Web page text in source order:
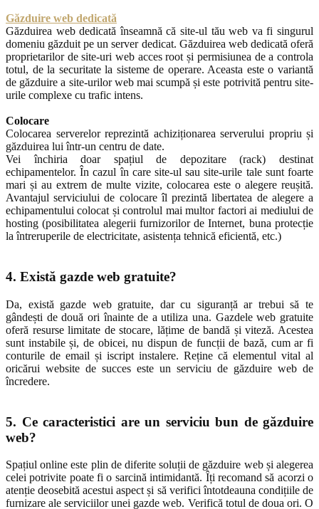
Găzduire web dedicată
Găzduirea web dedicată înseamnă că site-ul tău web va fi singurul
domeniu găzduit pe un server dedicat. Găzduirea web dedicată oferă
proprietarilor de site-uri web acces root și permisiunea de a controla
totul, de la securitate la sisteme de operare. Aceasta este o variantă
de găzduire a site-urilor web mai scumpă și este potrivită pentru site-
urile complexe cu trafic intens.
Colocare
Colocarea serverelor reprezintă achiziționarea serverului propriu și
găzduirea lui într-un centru de date.
Vei închiria doar spațiul de depozitare (rack) destinat
echipamentelor. În cazul în care site-ul sau site-urile tale sunt foarte
mari și au extrem de multe vizite, colocarea este o alegere reușită.
Avantajul serviciului de colocare îl prezintă libertatea de alegere a
echipamentului colocat și controlul mai multor factori ai mediului de
hosting (posibilitatea alegerii furnizorilor de Internet, buna protecție
la întreruperile de electricitate, asistența tehnică eficientă, etc.)
4. Există gazde web gratuite?
Da, există gazde web gratuite, dar cu siguranță ar trebui să te
gândești de două ori înainte de a utiliza una. Gazdele web gratuite
oferă resurse limitate de stocare, lățime de bandă și viteză. Acestea
sunt instabile și, de obicei, nu dispun de funcții de bază, cum ar fi
conturile de email și iscript instalere. Reține că elementul vital al
oricărui website de succes este un serviciu de găzduire web de
încredere.
5. Ce caracteristici are un serviciu bun de găzduire
web?
Spațiul online este plin de diferite soluții de găzduire web și alegerea
celei potrivite poate fi o sarcină intimidantă. Îți recomand să acorzi o
atenție deosebită acestui aspect și să verifici întotdeauna condițiile de
furnizare ale serviciilor unei gazde web. Verifică totul de doua ori. O